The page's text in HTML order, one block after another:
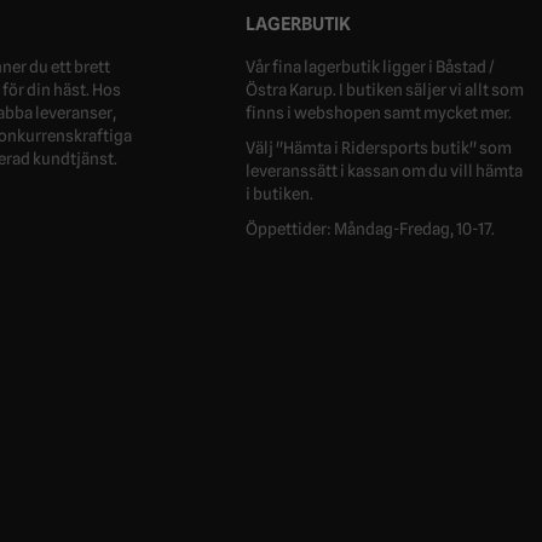
du ett brett
din häst. Hos
leveranser,
kundtjänst.
LAGERBUTIK
Vår fina lagerbutik ligger i Båstad /
Östra Karup. I butiken säljer vi allt som
finns i webshopen samt mycket mer.
Välj "Hämta i Ridersports butik" som
leveranssätt i kassan om du vill hämta
i butiken.
Öppettider: Måndag-Fredag, 10-17.